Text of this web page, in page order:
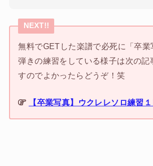
NEXT!!
無料でGETした楽譜で必死に「卒業
弾きの練習をしている様子は次の記
すのでよかったらどうぞ！笑
【卒業写真】ウクレレソロ練習１